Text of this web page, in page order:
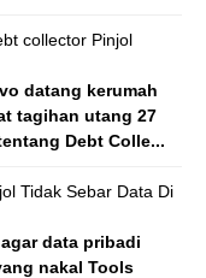
collector Pinjol
datang kerumah
tagihan utang 27
Debt Colle...
Tidak Sebar Data Di
data pribadi
nakal Tools